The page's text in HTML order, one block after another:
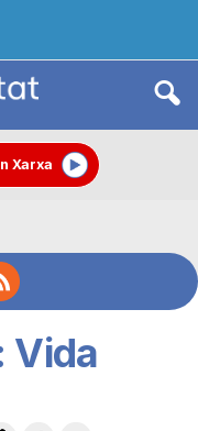
Xarxa
Vida